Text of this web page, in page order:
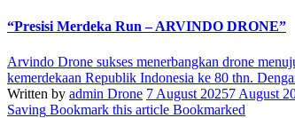
“Presisi Merdeka Run – ARVINDO DRONE”
Arvindo Drone sukses menerbangkan drone
kemerdekaan Republik Indonesia ke 80 thn.
Written by admin Drone 7 August 20257 August
Saving Bookmark this article Bookmarked